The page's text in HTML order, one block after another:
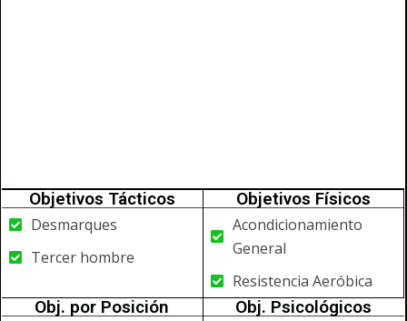
Objetivos Tácticos
Desmarques
Tercer hombre
Objetivos Físicos
Acondicionamiento
General
Resistencia Aeróbica
Obj. por Posición Obj. Psicológicos